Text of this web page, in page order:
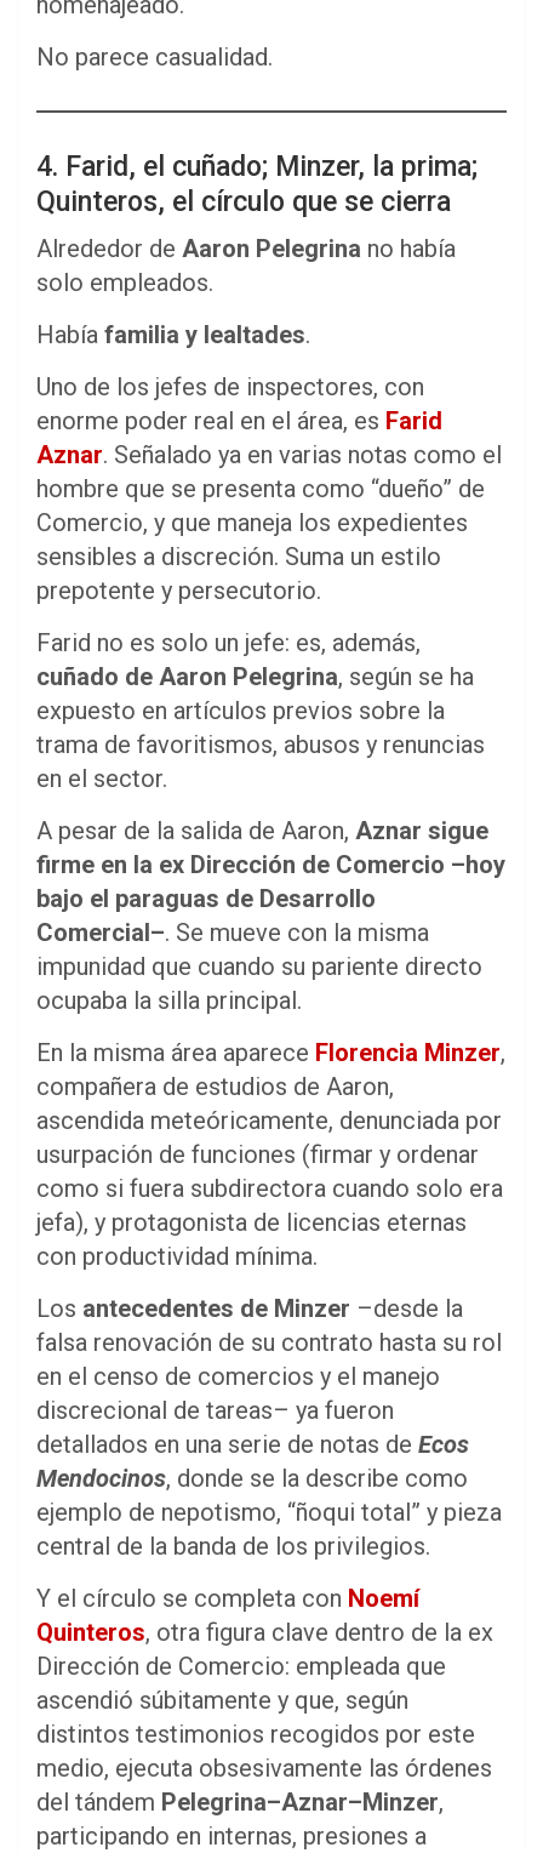
No parece casualidad.
4. Farid, el cuñado; Minzer, la prima;
Quinteros, el círculo que se cierra
Alrededor de Aaron Pelegrina no había
solo empleados.
Había familia y lealtades.
Uno de los jefes de inspectores, con
enorme poder real en el área, es Farid
Aznar. Señalado ya en varias notas como el
hombre que se presenta como “dueño” de
Comercio, y que maneja los expedientes
sensibles a discreción. Suma un estilo
prepotente y persecutorio.
Farid no es solo un jefe: es, además,
cuñado de Aaron Pelegrina, según se ha
expuesto en artículos previos sobre la
trama de favoritismos, abusos y renuncias
en el sector.
A pesar de la salida de Aaron, Aznar sigue
firme en la ex Dirección de Comercio –hoy
bajo el paraguas de Desarrollo
Comercial–. Se mueve con la misma
impunidad que cuando su pariente directo
ocupaba la silla principal.
En la misma área aparece Florencia Minzer,
compañera de estudios de Aaron,
ascendida meteóricamente, denunciada por
usurpación de funciones (firmar y ordenar
como si fuera subdirectora cuando solo era
jefa), y protagonista de licencias eternas
con productividad mínima.
Los antecedentes de Minzer –desde la
falsa renovación de su contrato hasta su rol
en el censo de comercios y el manejo
discrecional de tareas– ya fueron
detallados en una serie de notas de Ecos
Mendocinos, donde se la describe como
ejemplo de nepotismo, “ñoqui total” y pieza
central de la banda de los privilegios.
Y el círculo se completa con Noemí
Quinteros, otra figura clave dentro de la ex
Dirección de Comercio: empleada que
ascendió súbitamente y que, según
distintos testimonios recogidos por este
medio, ejecuta obsesivamente las órdenes
del tándem Pelegrina–Aznar–Minzer,
participando en internas, presiones a